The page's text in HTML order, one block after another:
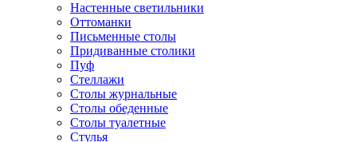
Настенные светильники
Оттоманки
Письменные столы
Придиванные столики
Пуф
Стеллажи
Столы журнальные
Столы обеденные
Столы туалетные
Стулья